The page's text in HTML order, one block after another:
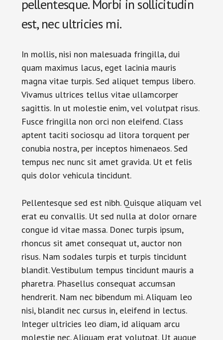
pellentesque. Morbi in sollicitudin
est, nec ultricies mi.
In mollis, nisi non malesuada fringilla, dui
quam maximus lacus, eget lacinia mauris
magna vitae turpis. Sed aliquet tempus libero.
Vivamus ultrices tellus vitae ullamcorper
sagittis. In ut molestie enim, vel volutpat risus.
Fusce fringilla non orci non eleifend. Class
aptent taciti sociosqu ad litora torquent per
conubia nostra, per inceptos himenaeos. Sed
tempus nec nunc sit amet gravida. Ut et felis
quis dolor vehicula tincidunt.
Pellentesque sed est nibh. Quisque aliquam vel
erat eu convallis. Ut sed nulla at dolor ornare
congue id vitae massa. Donec turpis ipsum,
rhoncus sit amet consequat ut, auctor non
risus. Nam sodales turpis et turpis tincidunt
blandit. Vestibulum tempus tincidunt mauris a
pharetra. Phasellus consequat accumsan
hendrerit. Nam nec bibendum mi. Aliquam leo
nisi, blandit nec cursus in, eleifend in lectus.
Integer ultricies leo diam, id aliquam arcu
molestie nec. Aliquam erat volutpat. Ut augue